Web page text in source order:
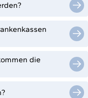
die